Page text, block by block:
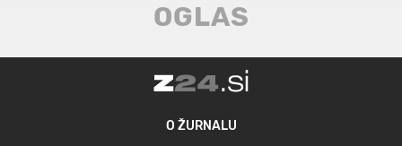
O ŽURNALU